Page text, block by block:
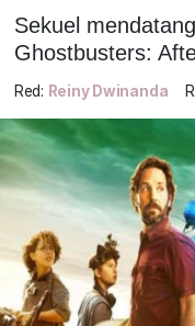
Sekuel
Ghostbusters:
Red: Reiny Dwinanda